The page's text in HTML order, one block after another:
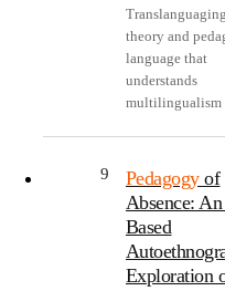
advised that
withdraw from
study at any
researcher
recommended
were used
with all the
participants.The
findings
the principals
have a
bi/multilingual
practices, many
educational
dominated by
monolingual
practices
2018; Lin,
language
policies in two-
immersion
theory and
language that
understands
multilingualism
practice
As a pedagogy, a
translanguaging
aims to empower
multilingual
draw on the
9 Pedagogy of
Absence:
Based
Exploration